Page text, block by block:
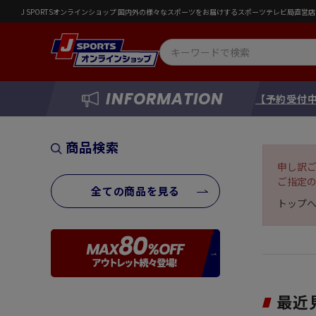
J SPORTSオンラインショップ 国内外の様々なスポーツをお届けするスポーツテレビ局直営
INFORMATION 【予約受
商品検索
全ての商品を見る
申し訳
ご指定
トップ
最近